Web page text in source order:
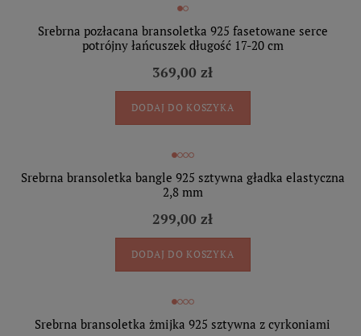
Srebrna pozłacana bransoletka 925 fasetowane serce
potrójny łańcuszek długość 17-20 cm
369,00 zł
DODAJ DO KOSZYKA
Srebrna bransoletka bangle 925 sztywna gładka elastyczna
2,8 mm
299,00 zł
DODAJ DO KOSZYKA
Srebrna bransoletka żmijka 925 sztywna z cyrkoniami